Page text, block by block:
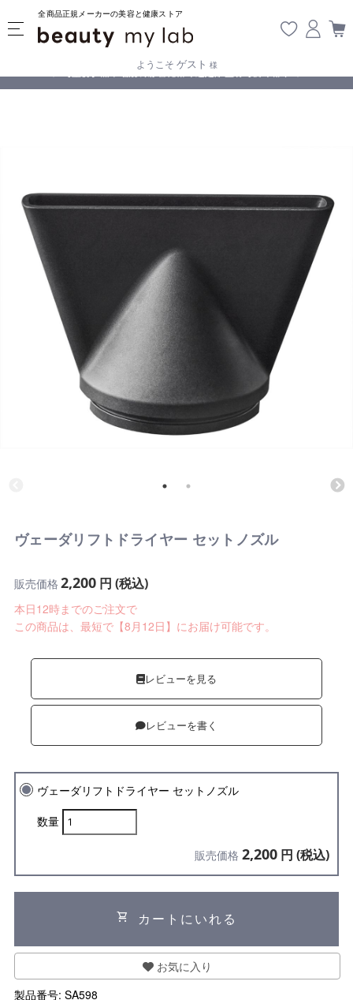
全商品正規メーカーの美容と健康ストア
ようこそ ゲスト 様
【重要】熊本地震の影響により遅延が生じております
ヴェーダリフトドライヤー セットノズル
販売価格 2,200円 (税込)
本日12時までのご注文で
この商品は、最短で【8月12日】にお届け可能です。
レビューを見る
レビューを書く
ヴェーダリフトドライヤー セットノズル
数量
販売価格 2,200 円 (税込)
shopping_cart カートにいれる
お気に入り
製品番号: SA598